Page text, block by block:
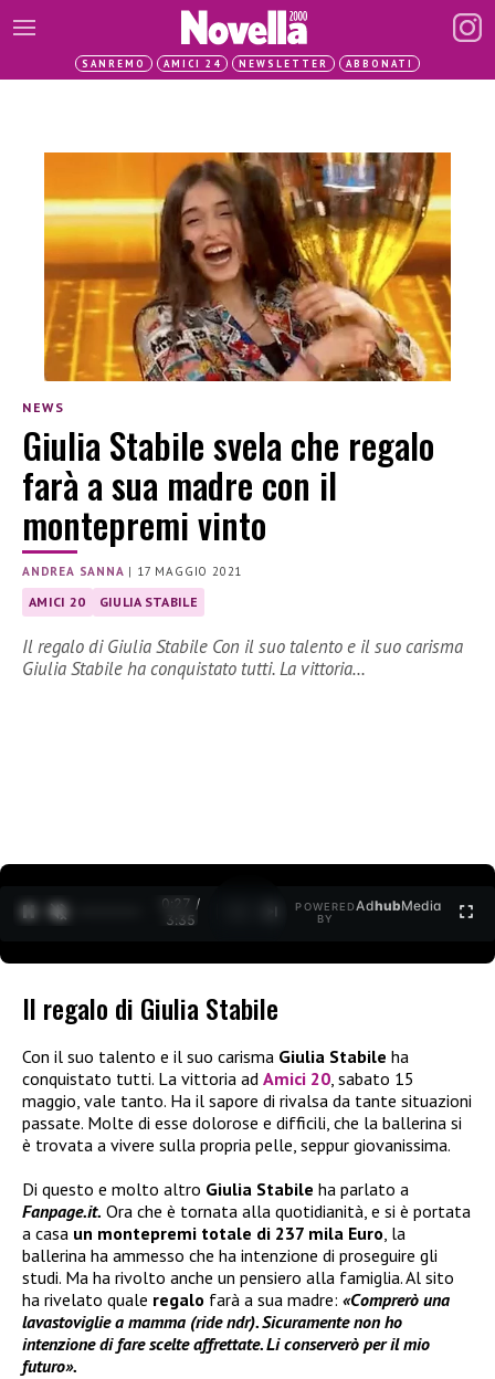
SANREMO AMICI 24 NEWSLETTER ABBONATI
NEWS
Giulia Stabile svela che regalo
farà a sua madre con il
montepremi vinto
ANDREA SANNA | 17 MAGGIO 2021
AMICI 20 GIULIA STABILE
Il regalo di Giulia Stabile Con il suo talento e il suo carisma
Giulia Stabile ha conquistato tutti. La vittoria…
0:27 /
3:35
POWERED
BY
AdhubMedia
Il regalo di Giulia Stabile
Con il suo talento e il suo carisma Giulia Stabile ha
conquistato tutti. La vittoria ad Amici 20, sabato 15
maggio, vale tanto. Ha il sapore di rivalsa da tante situazioni
passate. Molte di esse dolorose e difficili, che la ballerina si
è trovata a vivere sulla propria pelle, seppur giovanissima.
Di questo e molto altro Giulia Stabile ha parlato a
Fanpage.it. Ora che è tornata alla quotidianità, e si è portata
a casa un montepremi totale di 237 mila Euro, la
ballerina ha ammesso che ha intenzione di proseguire gli
studi. Ma ha rivolto anche un pensiero alla famiglia. Al sito
ha rivelato quale regalo farà a sua madre: «Comprerò una
lavastoviglie a mamma (ride ndr). Sicuramente non ho
intenzione di fare scelte affrettate.Liconserverò per il mio
futuro».